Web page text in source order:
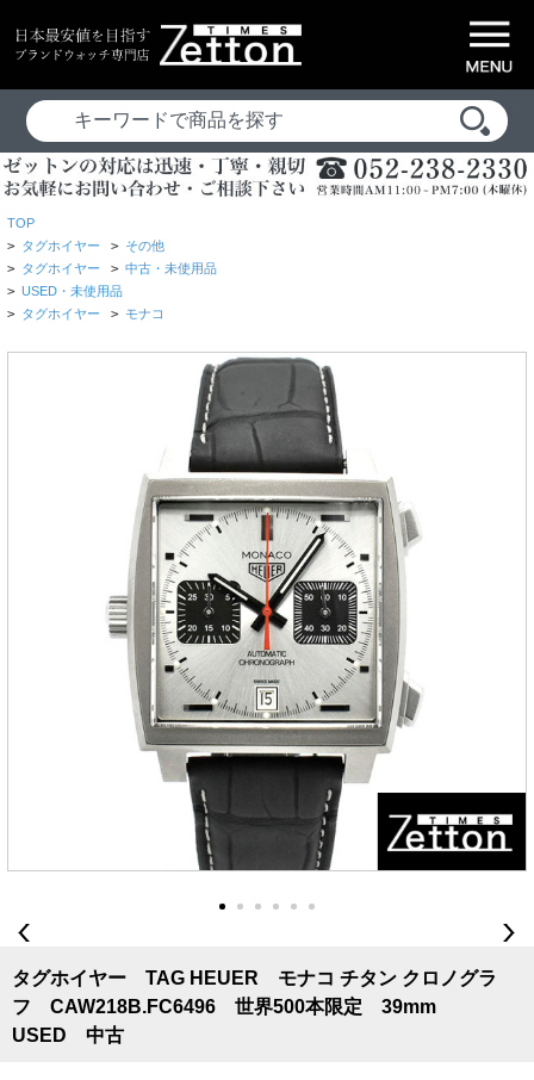
TOP
> タグホイヤー > その他
> タグホイヤー > 中古・未使用品
> USED・未使用品
> タグホイヤー > モナコ
タグホイヤー TAG HEUER モナコ チタン クロノグラ
フ CAW218B.FC6496 世界500本限定 39mm
USED 中古